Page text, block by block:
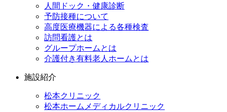
人間ドック・健康診断
予防接種について
高度医療機器による各種検査
訪問看護とは
グループホームとは
介護付き有料老人ホームとは
施設紹介
松本クリニック
松本ホームメディカルクリニック